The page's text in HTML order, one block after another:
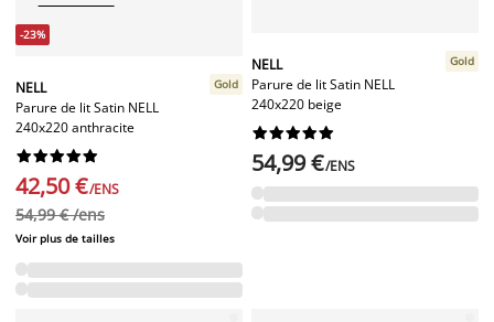
-23%
NELL
Parure de lit Satin NELL
240x220 anthracite
Gold






42,50 €/ENS
54,99 € /ens
Voir plus de tailles
NELL
Parure de lit Satin NELL
240x220 beige
Gold






54,99 €/ENS